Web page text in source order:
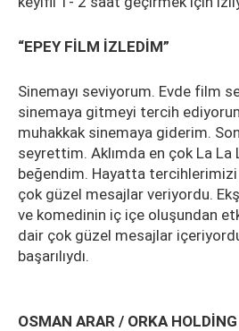
“EPEY FİLM İZLEDİM”
Sinemayı seviyorum. Evde film
sinemaya gitmeyi tercih
muhakkak sinemaya giderim.
seyrettim. Aklımda en çok La La
beğendim. Hayatta tercihlerimizi
çok güzel mesajlar veriyordu.
ve komedinin iç içe oluşundan
dair çok güzel mesajlar
başarılıydı.
OSMAN ARAR / ORKA